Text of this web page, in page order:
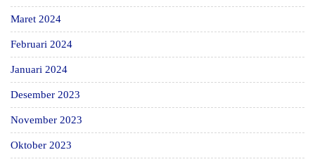
Maret 2024
Februari 2024
Januari 2024
Desember 2023
November 2023
Oktober 2023